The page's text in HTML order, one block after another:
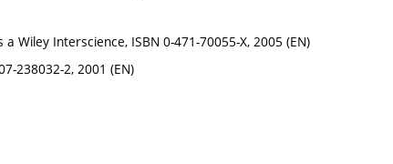
Wiley Interscience, ISBN 0-471-70055-X, 2005 (EN)
238032-2, 2001 (EN)